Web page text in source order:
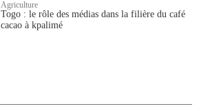
Agriculture
Togo : le rôle des médias dans la filière du café
cacao à kpalimé